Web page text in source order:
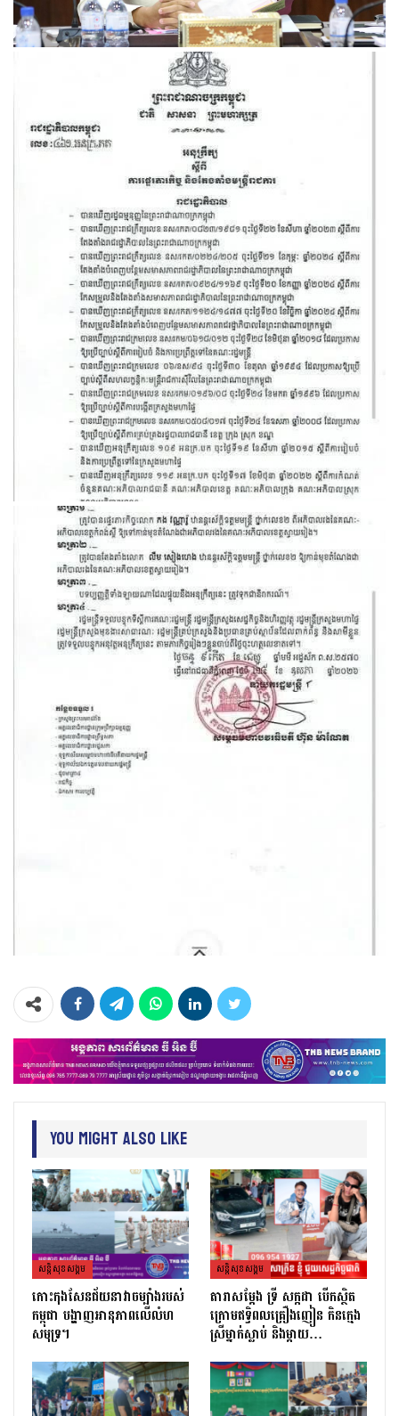
You Might Also Like
សន្តិសុខសង្គម
កោះកុងសែនជ័យនាវាចម្បាំងរបស់
កម្ពុជា បង្ហាញអានុភាពលើលំហ
សមុទ្រ។
សន្តិសុខសង្គម
តារាសម្ដែង ទ្រី សក្កដា បើកស្ថិត
ក្រោមឥទ្ធិពលគ្រឿងញៀន កិនក្មេង
ស្រីម្នាក់ស្លាប់ និងម្ដាយ…